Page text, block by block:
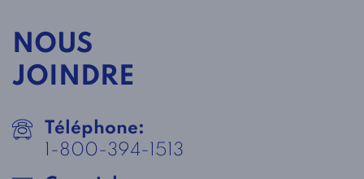
NOUS
JOINDRE
Téléphone:
1-800-394-1513